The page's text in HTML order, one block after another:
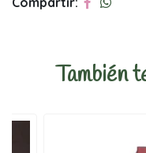
También